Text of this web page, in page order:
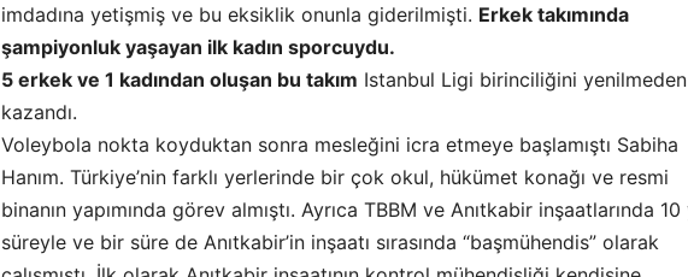
imdadına yetişmiş ve bu eksiklik onunla giderilmişti. Erkek takımında
şampiyonluk yaşayan ilk kadın sporcuydu.
5 erkek ve 1 kadından oluşan bu takım Istanbul Ligi birinciliğini yenilmeden
kazandı.
Voleybola nokta koyduktan sonra mesleğini icra etmeye başlamıştı Sabiha
Hanım. Türkiye’nin farklı yerlerinde bir çok okul, hükümet konağı ve resmi
binanın yapımında görev almıştı. Ayrıca TBBM ve Anıtkabir inşaatlarında 10
süreyle ve bir süre de Anıtkabir’in inşaatı sırasında “başmühendis” olarak